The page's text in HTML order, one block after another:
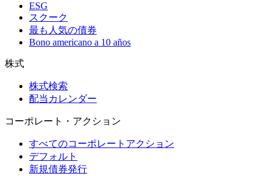
ESG
スクーク
最も人気の債券
Bono americano a 10 años
株式
株式検索
配当カレンダー
コーポレート・アクション
すべてのコーポレートアクション
デフォルト
新規債券発行